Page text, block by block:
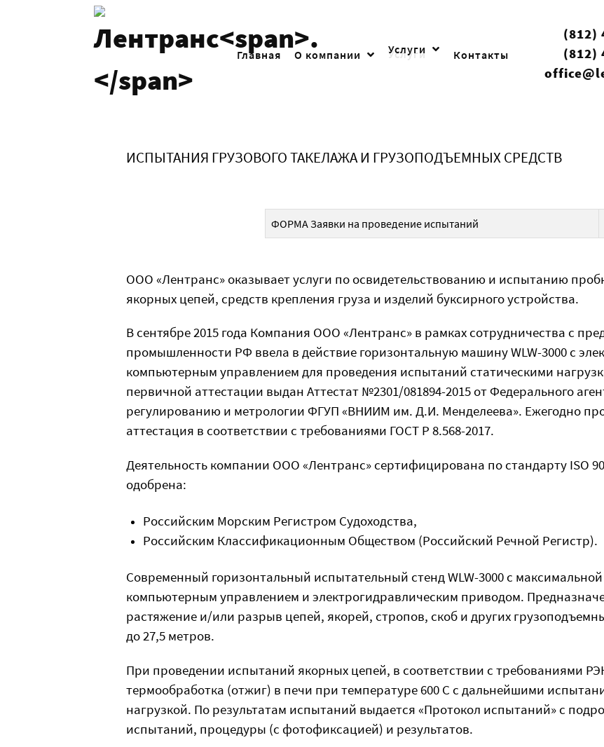
Главная О компании Услуги Контакты
(812)
(812)
ИСПЫТАНИЯ ГРУЗОВОГО ТАКЕЛАЖА И ГРУЗОПОДЪЕМНЫХ СРЕДСТВ
ФОРМА Заявки на проведение испытаний
ООО «Лентранс» оказывает услуги по освидетельствованию и испытанию
якорных цепей, средств крепления груза и изделий буксирного устройства.
В сентябре 2015 года Компания ООО «Лентранс» в рамках сотрудничества с
промышленности РФ ввела в действие горизонтальную машину WLW-3000 с
компьютерным управлением для проведения испытаний статическими
первичной аттестации выдан Аттестат №2301/081894-2015 от Федерального
регулированию и метрологии ФГУП «ВНИИМ им. Д.И. Менделеева». Ежегодно
аттестация в соответствии с требованиями ГОСТ Р 8.568-2017.
Деятельность компании ООО «Лентранс» сертифицирована по стандарту ISO
одобрена:
Российским Морским Регистром Судоходства,
Российским Классификационным Обществом (Российский Речной Регистр).
Современный горизонтальный испытательный стенд WLW-3000 с
компьютерным управлением и электрогидравлическим приводом.
растяжение и/или разрыв цепей, якорей, стропов, скоб и других
до 27,5 метров.
При проведении испытаний якорных цепей, в соответствии с требованиями
термообработка (отжиг) в печи при температуре 600 С с дальнейшими
нагрузкой. По результатам испытаний выдается «Протокол испытаний» с
испытаний, процедуры (с фотофиксацией) и результатов.